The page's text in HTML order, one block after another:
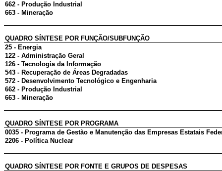
662 - Produção Industrial
663 - Mineração
QUADRO SÍNTESE POR FUNÇÃO/SUBFUNÇÃO
25 - Energia
122 - Administração Geral
126 - Tecnologia da Informação
543 - Recuperação de Áreas Degradadas
572 - Desenvolvimento Tecnológico e Engenharia
662 - Produção Industrial
663 - Mineração
QUADRO SÍNTESE POR PROGRAMA
0035 - Programa de Gestão e Manutenção das Empresas Estatais
2206 - Política Nuclear
QUADRO SÍNTESE POR FONTE E GRUPOS DE DESPESAS